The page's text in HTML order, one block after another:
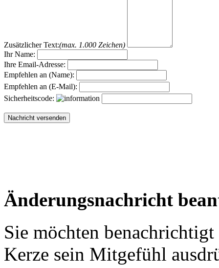
Zusätzlicher Text:(max. 1.000 Zeichen)
Ihr Name:
Ihre Email-Adresse:
Empfehlen an (Name):
Empfehlen an (E-Mail):
Sicherheitscode:
Änderungsnachricht
Sie möchten
Kerze sein Mitgefühl